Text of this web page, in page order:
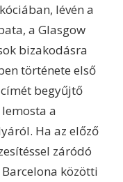
lévén a
a Glasgow
bizakodásra
története első
begyűjtő
a
Ha az előző
záródó
Barcelona közötti